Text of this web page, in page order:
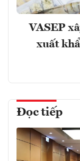
VASEP
xuất
Đọc tiếp